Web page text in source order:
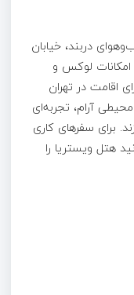
دربند، خیابان
هتل با امکانات لوکس و
اقامت در تهران
آرام، تجربه‌ای
برای سفرهای کاری
هتل ویستریا را